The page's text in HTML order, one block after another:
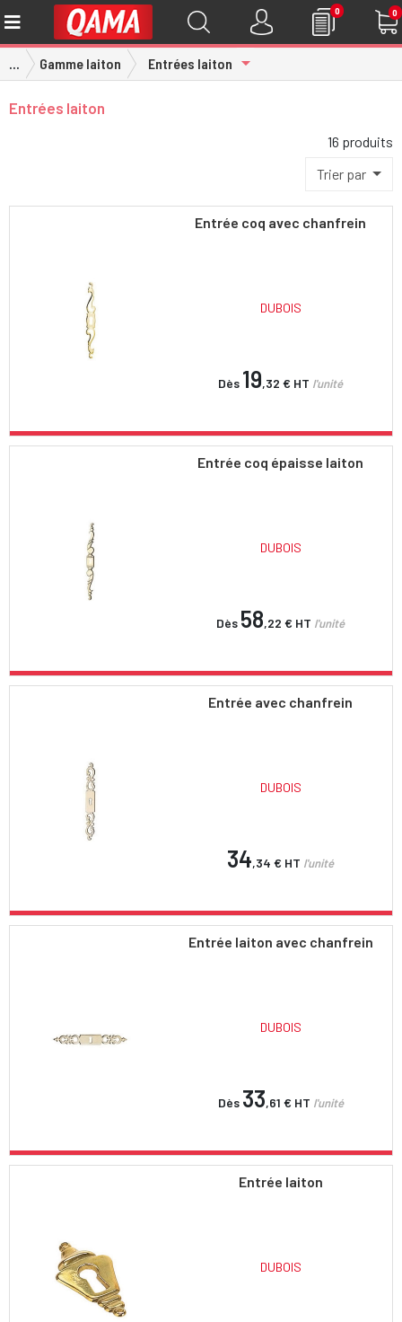
0 0
... Gamme laiton Entrées laiton Toggle Dropdown
Entrées laiton
16 produits
Trier par
Entrée coq avec chanfrein
DUBOIS
Dès 19,32 € HT l'unité
Entrée coq épaisse laiton
DUBOIS
Dès 58,22 € HT l'unité
Entrée avec chanfrein
DUBOIS
34,34 € HT l'unité
Entrée laiton avec chanfrein
DUBOIS
Dès 33,61 € HT l'unité
Entrée laiton
DUBOIS